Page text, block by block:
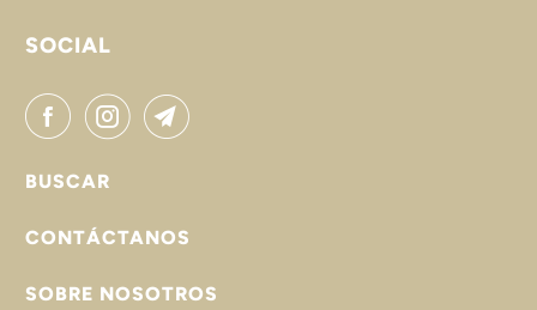
SOCIAL
BUSCAR
CONTÁCTANOS
SOBRE NOSOTROS